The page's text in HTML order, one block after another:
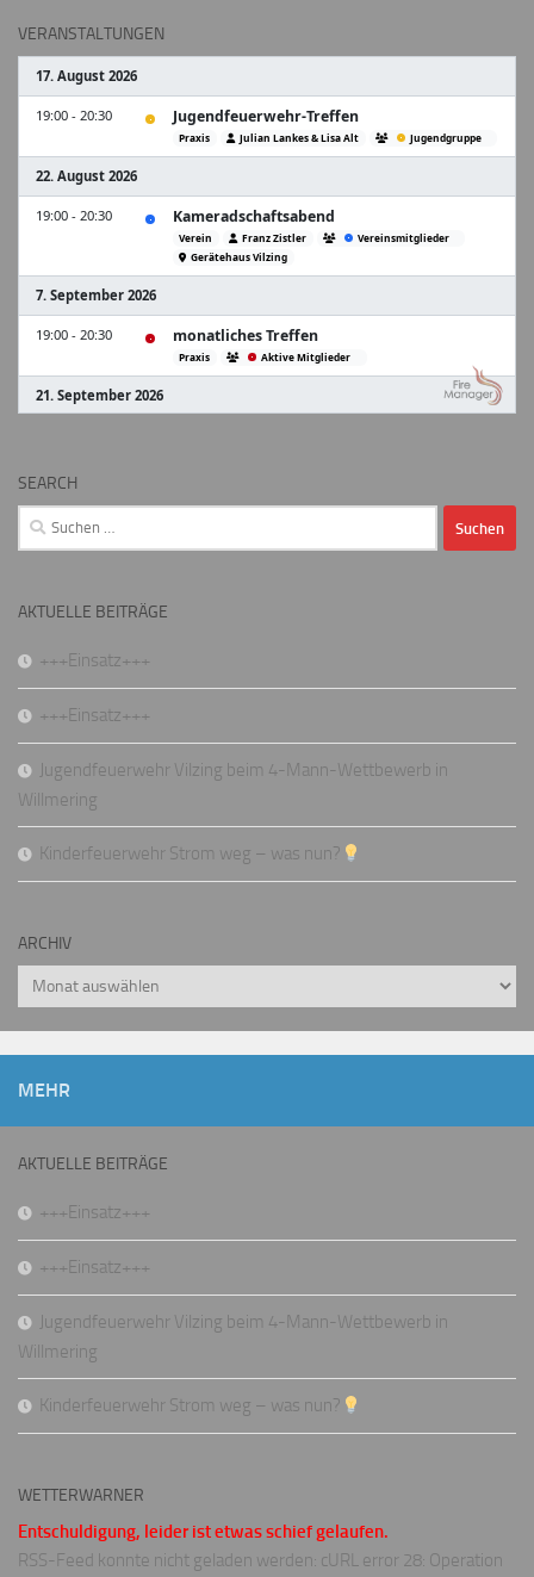
VERANSTALTUNGEN
SEARCH
Suchen
nach:
AKTUELLE BEITRÄGE
+++Einsatz+++
+++Einsatz+++
Jugendfeuerwehr Vilzing beim 4-Mann-Wettbewerb in
Willmering
Kinderfeuerwehr Strom weg – was nun?
ARCHIV
Archiv
MEHR
AKTUELLE BEITRÄGE
+++Einsatz+++
+++Einsatz+++
Jugendfeuerwehr Vilzing beim 4-Mann-Wettbewerb in
Willmering
Kinderfeuerwehr Strom weg – was nun?
WETTERWARNER
Entschuldigung, leider ist etwas schief gelaufen.
RSS-Feed konnte nicht geladen werden: cURL error 28: Operation